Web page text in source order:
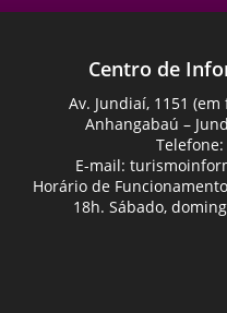
Centro de
Av. Jundiaí, 1151
Anhangabaú –
Telefone:
E-mail:
Horário de
18h. Sábado,